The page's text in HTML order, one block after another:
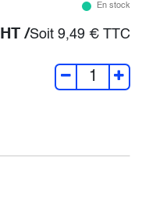
En stock
HT /Soit 9,49 € TTC